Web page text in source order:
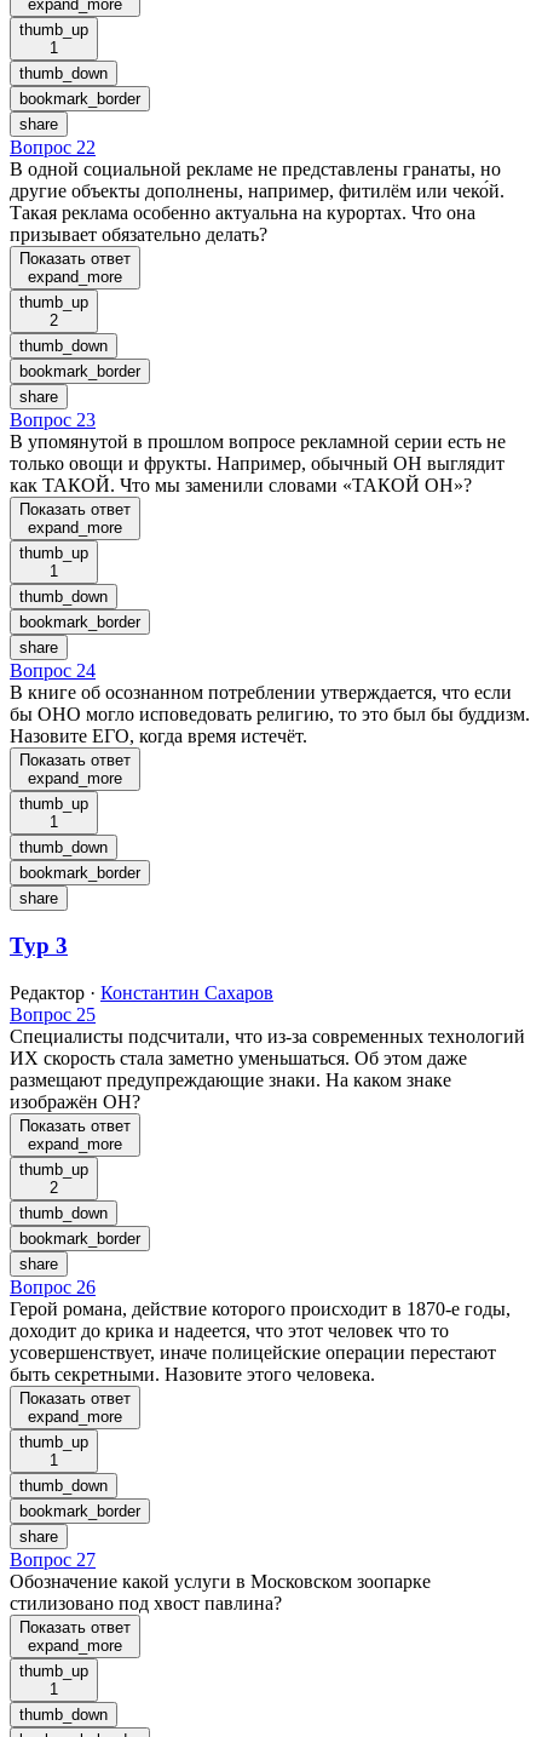
expand_more
thumb_up
1
thumb_down
bookmark_border
share
Вопрос 22
В одной социальной рекламе не представлены гранаты, но
другие объекты дополнены, например, фитилём или чеко́й.
Такая реклама особенно актуальна на курортах. Что она
призывает обязательно делать?
Показать ответ
expand_more
thumb_up
2
thumb_down
bookmark_border
share
Вопрос 23
В упомянутой в прошлом вопросе рекламной серии есть не
только овощи и фрукты. Например, обычный ОН выглядит
как ТАКОЙ. Что мы заменили словами «ТАКОЙ ОН»?
Показать ответ
expand_more
thumb_up
1
thumb_down
bookmark_border
share
Вопрос 24
В книге об осознанном потреблении утверждается, что если
бы ОНО могло исповедовать религию, то это был бы буддизм.
Назовите ЕГО, когда время истечёт.
Показать ответ
expand_more
thumb_up
1
thumb_down
bookmark_border
share
Тур 3
Редактор · Константин Сахаров
Вопрос 25
Специалисты подсчитали, что из-за современных технологий
ИХ скорость стала заметно уменьшаться. Об этом даже
размещают предупреждающие знаки. На каком знаке
изображён ОН?
Показать ответ
expand_more
thumb_up
2
thumb_down
bookmark_border
share
Вопрос 26
Герой романа, действие которого происходит в 1870-е годы,
доходит до крика и надеется, что этот человек что то
усовершенствует, иначе полицейские операции перестают
быть секретными. Назовите этого человека.
Показать ответ
expand_more
thumb_up
1
thumb_down
bookmark_border
share
Вопрос 27
Обозначение какой услуги в Московском зоопарке
стилизовано под хвост павлина?
Показать ответ
expand_more
thumb_up
1
thumb_down